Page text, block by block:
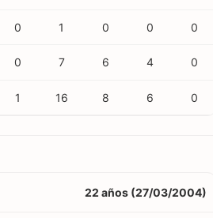
0 1 0 0 0
0 7 6 4 0
1 16 8 6 0
22 años (27/03/2004)